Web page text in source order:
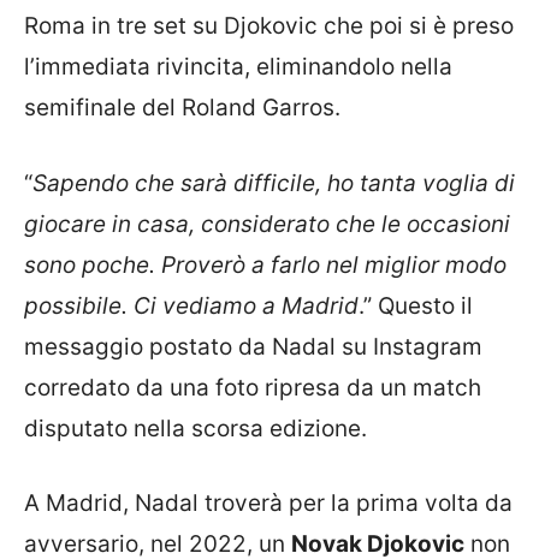
Roma in tre set su Djokovic che poi si è preso
l’immediata rivincita, eliminandolo nella
semifinale del Roland Garros.
“Sapendo che sarà difficile, ho tanta voglia di
giocare in casa, considerato che le occasioni
sono poche. Proverò a farlo nel miglior modo
possibile. Ci vediamo a Madrid.” Questo il
messaggio postato da Nadal su Instagram
corredato da una foto ripresa da un match
disputato nella scorsa edizione.
A Madrid, Nadal troverà per la prima volta da
avversario, nel 2022, un Novak Djokovic non